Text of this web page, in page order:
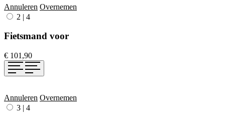
Annuleren Overnemen
2 | 4
Fietsmand voor
€ 101,90
Annuleren Overnemen
3 | 4